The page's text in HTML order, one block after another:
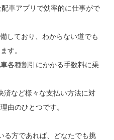
車アプリで効率的に仕事がで
しており、わからない道でも
す。
各種割引にかかる手数料に乗
済など様々な支払い方法に対
由のひとつです。
る方であれば、どなたでも挑